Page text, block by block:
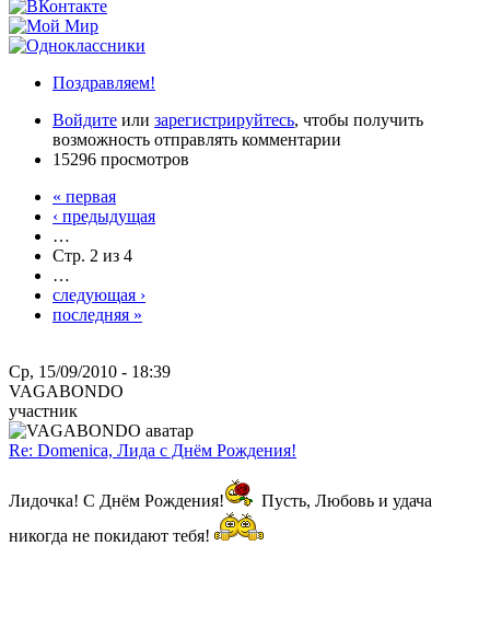
Поздравляем!
Войдите или зарегистрируйтесь, чтобы получить
возможность отправлять комментарии
15296 просмотров
« первая
‹ предыдущая
…
Стр. 2 из 4
…
следующая ›
последняя »
Ср, 15/09/2010 - 18:39
VAGABONDO
участник
Re: Domenica, Лида с Днём Рождения!
Лидочка! С Днём Рождения!
Пусть, Любовь и удача
никогда не покидают тебя!